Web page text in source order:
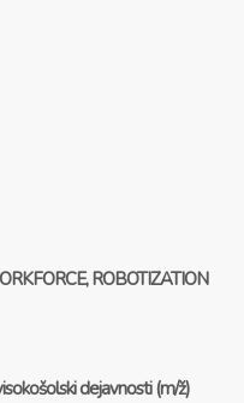
ROBOTIZATION
dejavnosti (m/ž)